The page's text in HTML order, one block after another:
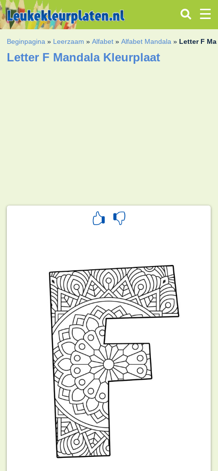
Beginpagina » Leerzaam »Alfabet »Alfabet Mandala » Letter F
Letter F Mandala Kleurplaat